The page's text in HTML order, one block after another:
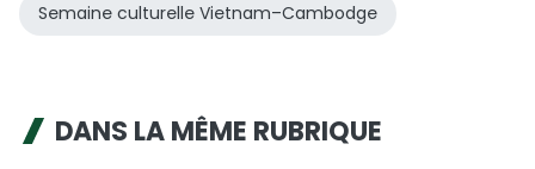
Semaine culturelle Vietnam–Cambodge
DANS LA MÊME RUBRIQUE